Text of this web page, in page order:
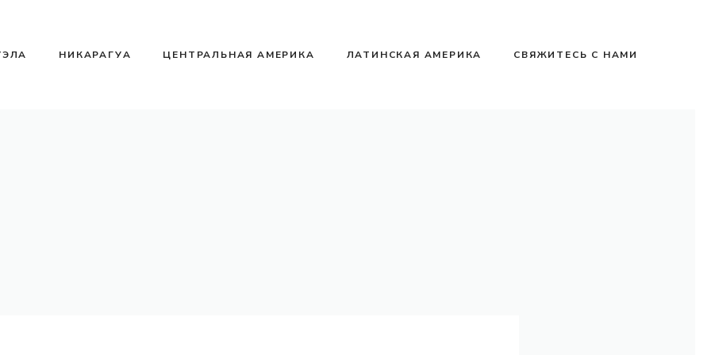
НИКАРАГУА ЦЕНТРАЛЬНАЯ АМЕРИКА ЛАТИНСКАЯ АМЕРИКА СВЯЖИТЕСЬ С НАМИ